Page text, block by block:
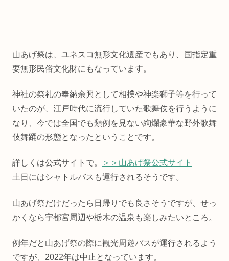
山あげ祭は、ユネスコ無形文化遺産でもあり、国指定重
要無形民俗文化財にもなっています。
神社の祭礼の奉納余興として相撲や神楽獅子等を行って
いたのが、江戸時代に流行していた歌舞伎を行うように
なり、今では全国でも類例を見ない絢爛豪華な野外歌舞
伎舞踊の形態となったということです。
詳しくは公式サイトで。
＞＞山あげ祭公式サイト
土日にはシャトルバスも運行されるそうです。
山あげ祭だけだったら日帰りでも良さそうですが、せっ
かくなら宇都宮周辺や栃木の温泉も楽しみたいところ。
例年だと山あげ祭の際に観光周遊バスが運行されるよう
ですが、2022年は中止となっています。